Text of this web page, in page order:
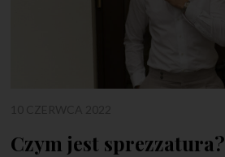
Czym jest sprezzatura?